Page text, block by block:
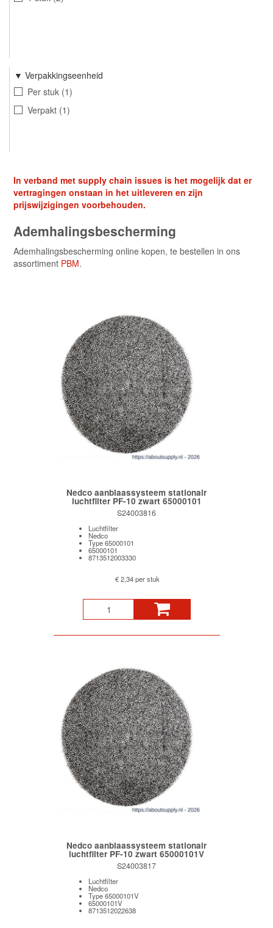
Verpakkingseenheid
Per stuk 1
Verpakt 1
In verband met supply chain issues is het mogelijk dat er
vertragingen onstaan in het uitleveren en zijn
prijswijzigingen voorbehouden.
Ademhalingsbescherming
Ademhalingsbescherming online kopen, te bestellen in ons
assortiment PBM.
Nedco aanblaassysteem stationair
luchtfilter PF-10 zwart 65000101
S24003816
Luchtfilter
Nedco
Type 65000101
65000101
8713512003330
€ 2,34 per stuk
Nedco aanblaassysteem stationair
luchtfilter PF-10 zwart 65000101V
S24003817
Luchtfilter
Nedco
Type 65000101V
65000101V
8713512022638